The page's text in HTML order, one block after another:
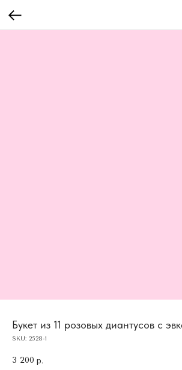
Букет из 11 розовых диантусов с
SKU: 2528-1
3 200 р.